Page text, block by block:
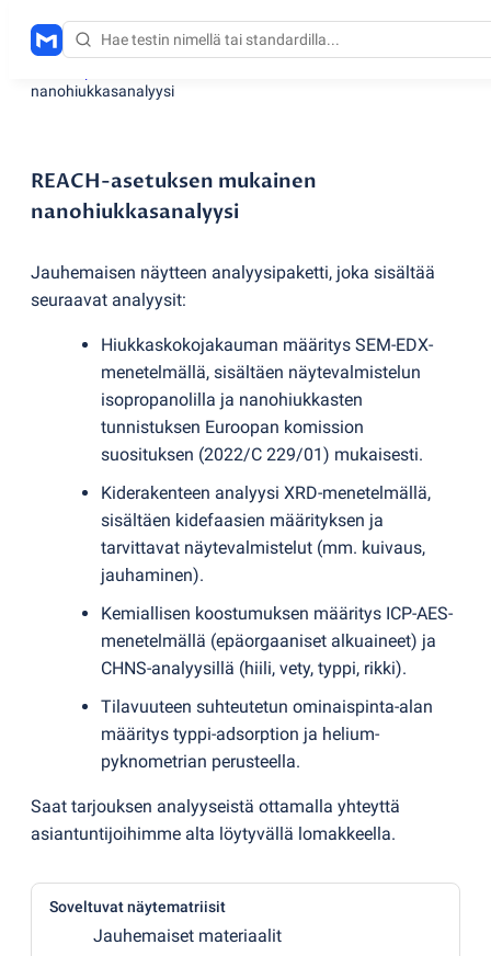
nanohiukkasanalyysi
REACH-asetuksen mukainen
nanohiukkasanalyysi
Jauhemaisen näytteen analyysipaketti, joka sisältää
seuraavat analyysit:
Hiukkaskokojakauman määritys SEM-EDX-
menetelmällä, sisältäen näytevalmistelun
isopropanolilla ja nanohiukkasten
tunnistuksen Euroopan komission
suosituksen (2022/C 229/01) mukaisesti.
Kiderakenteen analyysi XRD-menetelmällä,
sisältäen kidefaasien määrityksen ja
tarvittavat näytevalmistelut (mm. kuivaus,
jauhaminen).
Kemiallisen koostumuksen määritys ICP-AES-
menetelmällä (epäorgaaniset alkuaineet) ja
CHNS-analyysillä (hiili, vety, typpi, rikki).
Tilavuuteen suhteutetun ominaispinta-alan
määritys typpi-adsorption ja helium-
pyknometrian perusteella.
Saat tarjouksen analyyseistä ottamalla yhteyttä
asiantuntijoihimme alta löytyvällä lomakkeella.
Soveltuvat näytematriisit
Jauhemaiset materiaalit